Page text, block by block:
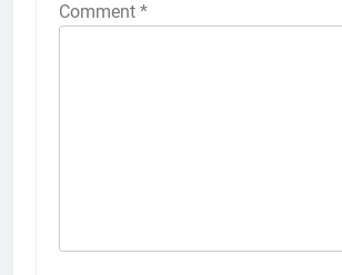
Comment *